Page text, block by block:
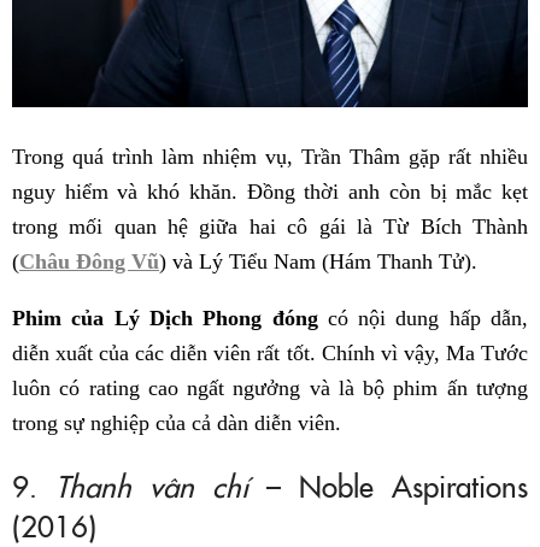
Trong quá trình làm nhiệm vụ, Trần Thâm gặp rất nhiều
nguy hiểm và khó khăn. Đồng thời anh còn bị mắc kẹt
trong mối quan hệ giữa hai cô gái là Từ Bích Thành
(Châu Đông Vũ) và Lý Tiểu Nam (Hám Thanh Tử).
Phim của Lý Dịch Phong đóngcó nội dung hấp dẫn,
diễn xuất của các diễn viên rất tốt. Chính vì vậy, Ma Tước
luôn có rating cao ngất ngưởng và là bộ phim ấn tượng
trong sự nghiệp của cả dàn diễn viên.
9. Thanh vân chí– Noble Aspirations
(2016)